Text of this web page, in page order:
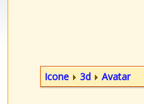
Icone 3d Avatar